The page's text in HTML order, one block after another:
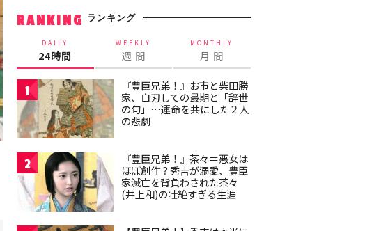
RANKING ランキング
DAILY
24時間
WEEKLY
週 間
MONTHLY
月 間
1
『豊臣兄弟！』お市と柴田勝
家、自刃しての最期と「辞世
の句」…運命を共にした２人
の悲劇
2
『豊臣兄弟！』茶々＝悪女は
ほぼ創作？秀吉が溺愛、豊臣
家滅亡を背負わされた茶々
(井上和)の壮絶すぎる生涯